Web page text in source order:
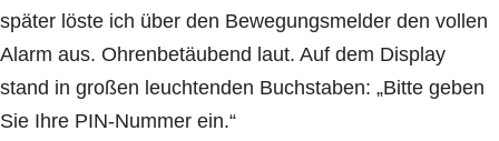
später löste ich über den Bewegungsmelder den vollen
Alarm aus. Ohrenbetäubend laut. Auf dem Display
stand in großen leuchtenden Buchstaben: „Bitte geben
Sie Ihre PIN-Nummer ein.“